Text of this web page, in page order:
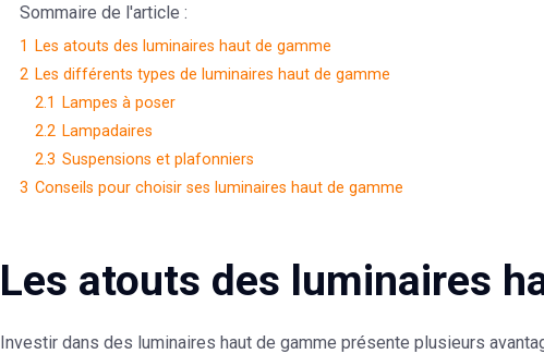
Sommaire de l'article :
1
Les atouts des luminaires haut de gamme
2 Les différents types de luminaires haut de gamme
2.1
Lampes à poser
2.2 Lampadaires
2.3 Suspensions et plafonniers
3 Conseils pour choisir ses luminaires haut de gamme
Les atouts des luminaires
Investir dans des luminaires haut de gamme présente plusieurs